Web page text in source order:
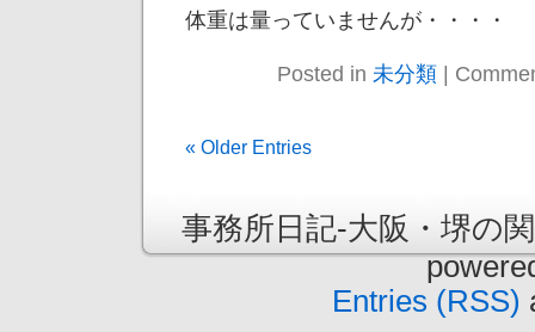
体重は量っていませんが・・・・
Posted in 未分類|
« Older Entries
事務所日記-大阪・堺の
Entries (RSS)